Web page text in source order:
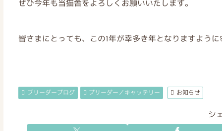
ぜひ今年も当猫舎をよろしくお願いいたします。
皆さまにとっても、この1年が幸多き年となりますように
ブリーダーブログ ブリーダー／キャッテリー お知らせ
シ